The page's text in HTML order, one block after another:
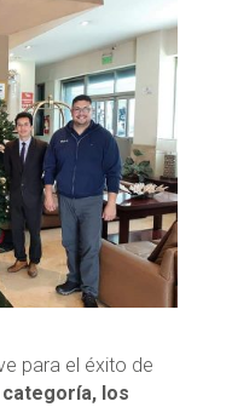
para el éxito de
categoría, los